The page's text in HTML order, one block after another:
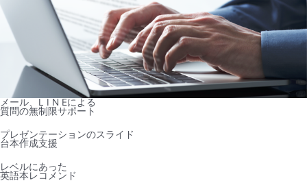
メール、L I N Eによる
質問の無制限サポート
プレゼンテーションのスライド
台本作成支援
レベルにあった
英語本レコメンド